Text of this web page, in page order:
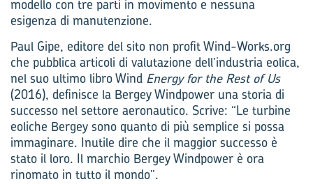
modello con tre parti in movimento e nessuna
esigenza di manutenzione.
Paul Gipe, editore del sito non profit Wind-Works.org
che pubblica articoli di valutazione dell’industria eolica,
nel suo ultimo libro Wind Energy for the Rest of Us
(2016), definisce la Bergey Windpower una storia di
successo nel settore aeronautico. Scrive: “Le turbine
eoliche Bergey sono quanto di più semplice si possa
immaginare. Inutile dire che il maggior successo è
stato il loro. Il marchio Bergey Windpower è ora
rinomato in tutto il mondo”.